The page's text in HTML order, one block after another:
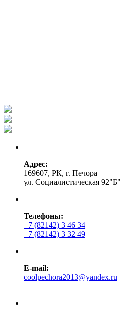
Адрес:
169607, РК, г. Печора
ул. Социалистическая 92"Б"
Телефоны:
+7 (82142) 3 46 34
+7 (82142) 3 32 49
E-mail:
coolpechora2013@yandex.ru